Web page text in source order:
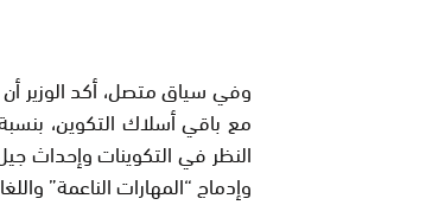
وفي سياق متصل، أكد الوزير
النظر في التكوينات وإحداث
وإدماج “المهارات الناعمة”